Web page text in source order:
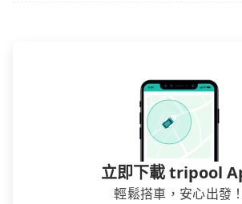
立即下載 tripool
輕鬆搭車，安心出發！